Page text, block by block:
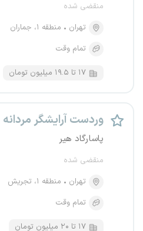
منقضی شده
تهران
منطقه ۱، جماران
تمام وقت
۱۷ تا ۱۹.۵ میلیون تومان
وردست آرایشگر مردانه
پاسارگاد هیر
منقضی شده
تهران
منطقه ۱، تجریش
تمام وقت
۱۷ تا ۲۰ میلیون تومان